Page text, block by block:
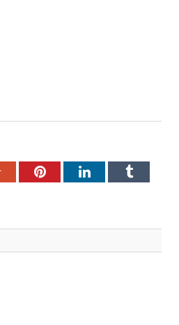
Google+PinterestLinkedInTumblr